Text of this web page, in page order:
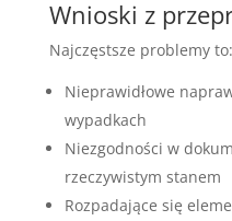
Wnioski z
Najczęstsze problemy to:
Nieprawidłowe
wypadkach
Niezgodności w
rzeczywistym stanem
Rozpadające się